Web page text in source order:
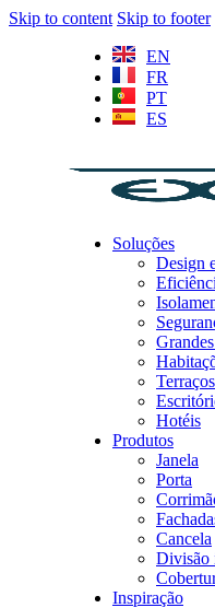
Skip to content Skip to footer
EN
FR
PT
ES
Soluções
Design
Hotéis
Produtos
Janela
Porta
Cancela
Divisão
Inspiração